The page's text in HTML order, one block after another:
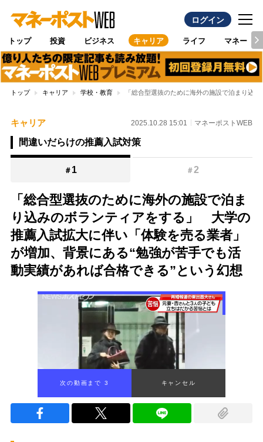
ログイン
トップ 投資 ビジネス キャリア ライフ マネー
トップ キャリア 学校・教育 「総合型選抜のために海外の施設で泊まり込
キャリア 2025.10.28 15:01 マネーポストWEB
間違いだらけの推薦入試対策
＃ 1 ＃2
「総合型選抜のために海外の施設で泊ま
り込みのボランティアをする」 大学の
推薦入試拡大に伴い「体験を売る業者」
が増加、背景にある“勉強が苦手でも活
動実績があれば合格できる”という幻想
次の動画まで 2 キャンセル